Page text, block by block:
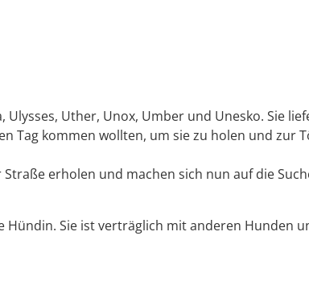
Uther, Unox, Umber und Unesko. Sie
Tag kommen wollten, um sie zu holen und zur
erholen und machen sich nun auf die
Sie ist verträglich mit anderen Hunden